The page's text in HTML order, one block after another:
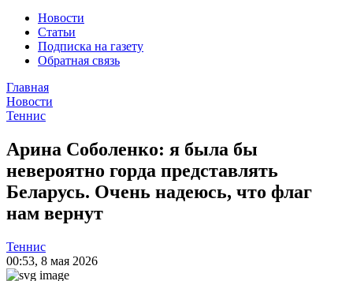
Новости
Статьи
Подписка на газету
Обратная связь
Главная
Новости
Теннис
Арина Соболенко: я была бы
невероятно горда представлять
Беларусь. Очень надеюсь, что флаг
нам вернут
Теннис
00:53, 8 мая 2026